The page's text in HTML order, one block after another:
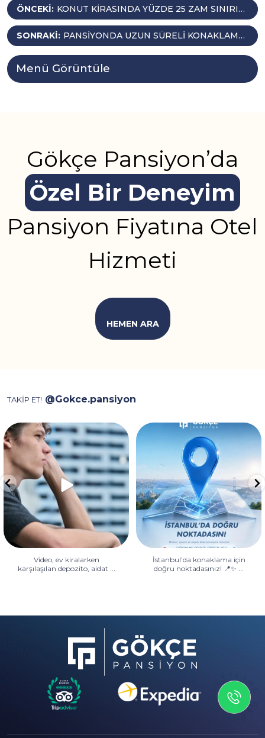
İLETİSİME GEÇİN
Yazı
gezinmesi
ÖNCEKI: KONUT KIRASINDA YÜZDE 25 ZAM SINIRI
KALKTI
SONRAKI: PANSIYONDA UZUN SÜRELI KONAKLAMA
YAPILABILIR MI?
Menü Görüntüle
Gökçe Pansiyon’da
Özel Bir Deneyim
Pansiyon Fiyatına Otel
Hizmeti
HEMEN ARA
TAKİP ET! @Gokce.pansiyon
Video, ev kiralarken karşılaşılan
depozito, aidat...
Video, ev kiralarken
karşılaşılan depozito, aidat ...
İstanbul’da konaklama için
doğru noktadasınız! 📍✨...
İstanbul’da konaklama için
doğru noktadasınız! 📍✨ ...